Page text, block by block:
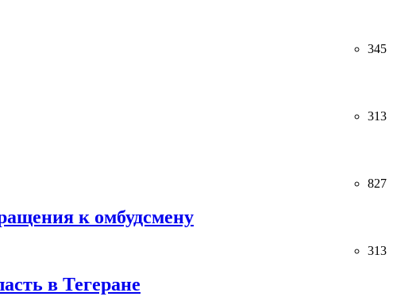
345
313
827
к омбудсмену
313
в Тегеране